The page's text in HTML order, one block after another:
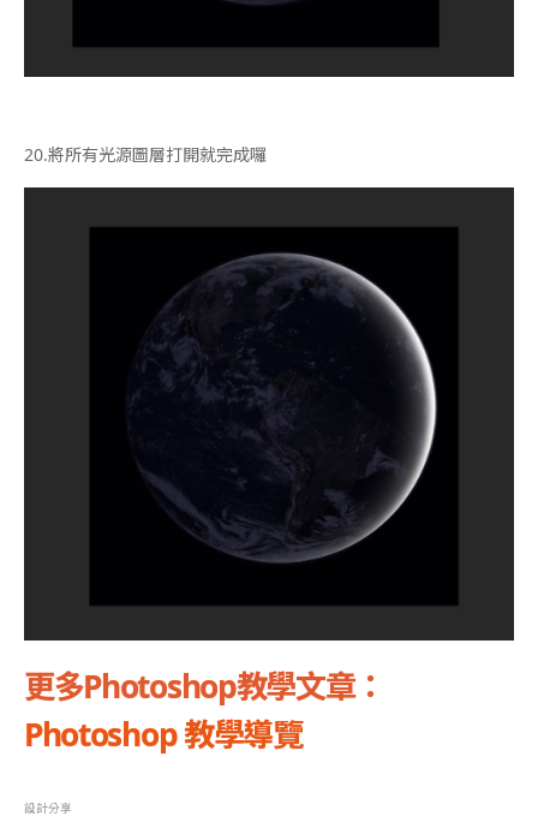
20.將所有光源圖層打開就完成囉
更多Photoshop教學文章：
Photoshop 教學導覽
設計分享